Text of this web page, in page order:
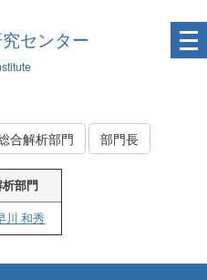
センター
合解析部門 部門長
部門
川 和秀